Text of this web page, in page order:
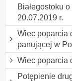
Białegostoku
20.07.2019 r.
Wiec poparcia
panującej w
Wiec poparcia
Potępienie